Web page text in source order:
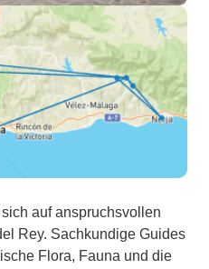
auf anspruchsvollen
Rey. Sachkundige Guides
Flora, Fauna und die